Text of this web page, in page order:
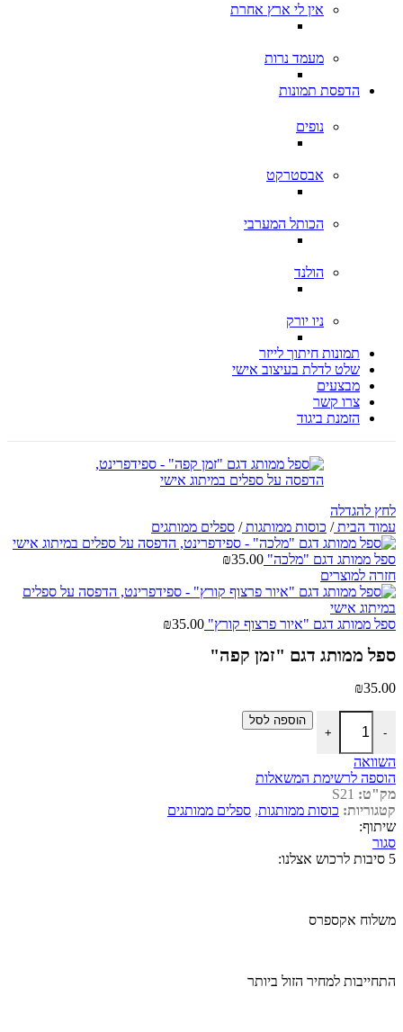
אין לי ארץ אחרת
מעמד נרות
הדפסת תמונות
נופים
אבסטרקט
הכותל המערבי
הולנד
ניו יורק
תמונות חיתוך לייזר
שלט לדלת בעיצוב אישי
מבצעים
צרו קשר
הזמנת ביגוד
לחץ להגדלה
עמוד הבית/ כוסות ממותגות/ ספלים ממותגים
ספל ממותג דגם "מלכה" ₪35.00
חזרה למוצרים
ספל ממותג דגם "איור פרצוף קורץ" ₪35.00
ספל ממותג דגם "זמן קפה"
₪35.00
-
כמות של ספל ממותג דגם "זמן קפה"
+
הוספה לסל
השוואה
הוספה לרשימת המשאלות
מק"ט: S21
קטגוריות: כוסות ממותגות, ספלים ממותגים
שיתוף:
סגור
5 סיבות לרכוש אצלנו:
משלוח אקספרס
התחייבות למחיר הזול ביותר